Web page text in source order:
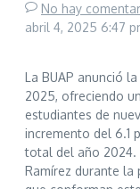
No hay
abril 4, 2025 6:47
La BUAP anunció
2025, ofreciendo
estudiantes de
incremento del 6.1
total del año 2024.
Ramírez durante